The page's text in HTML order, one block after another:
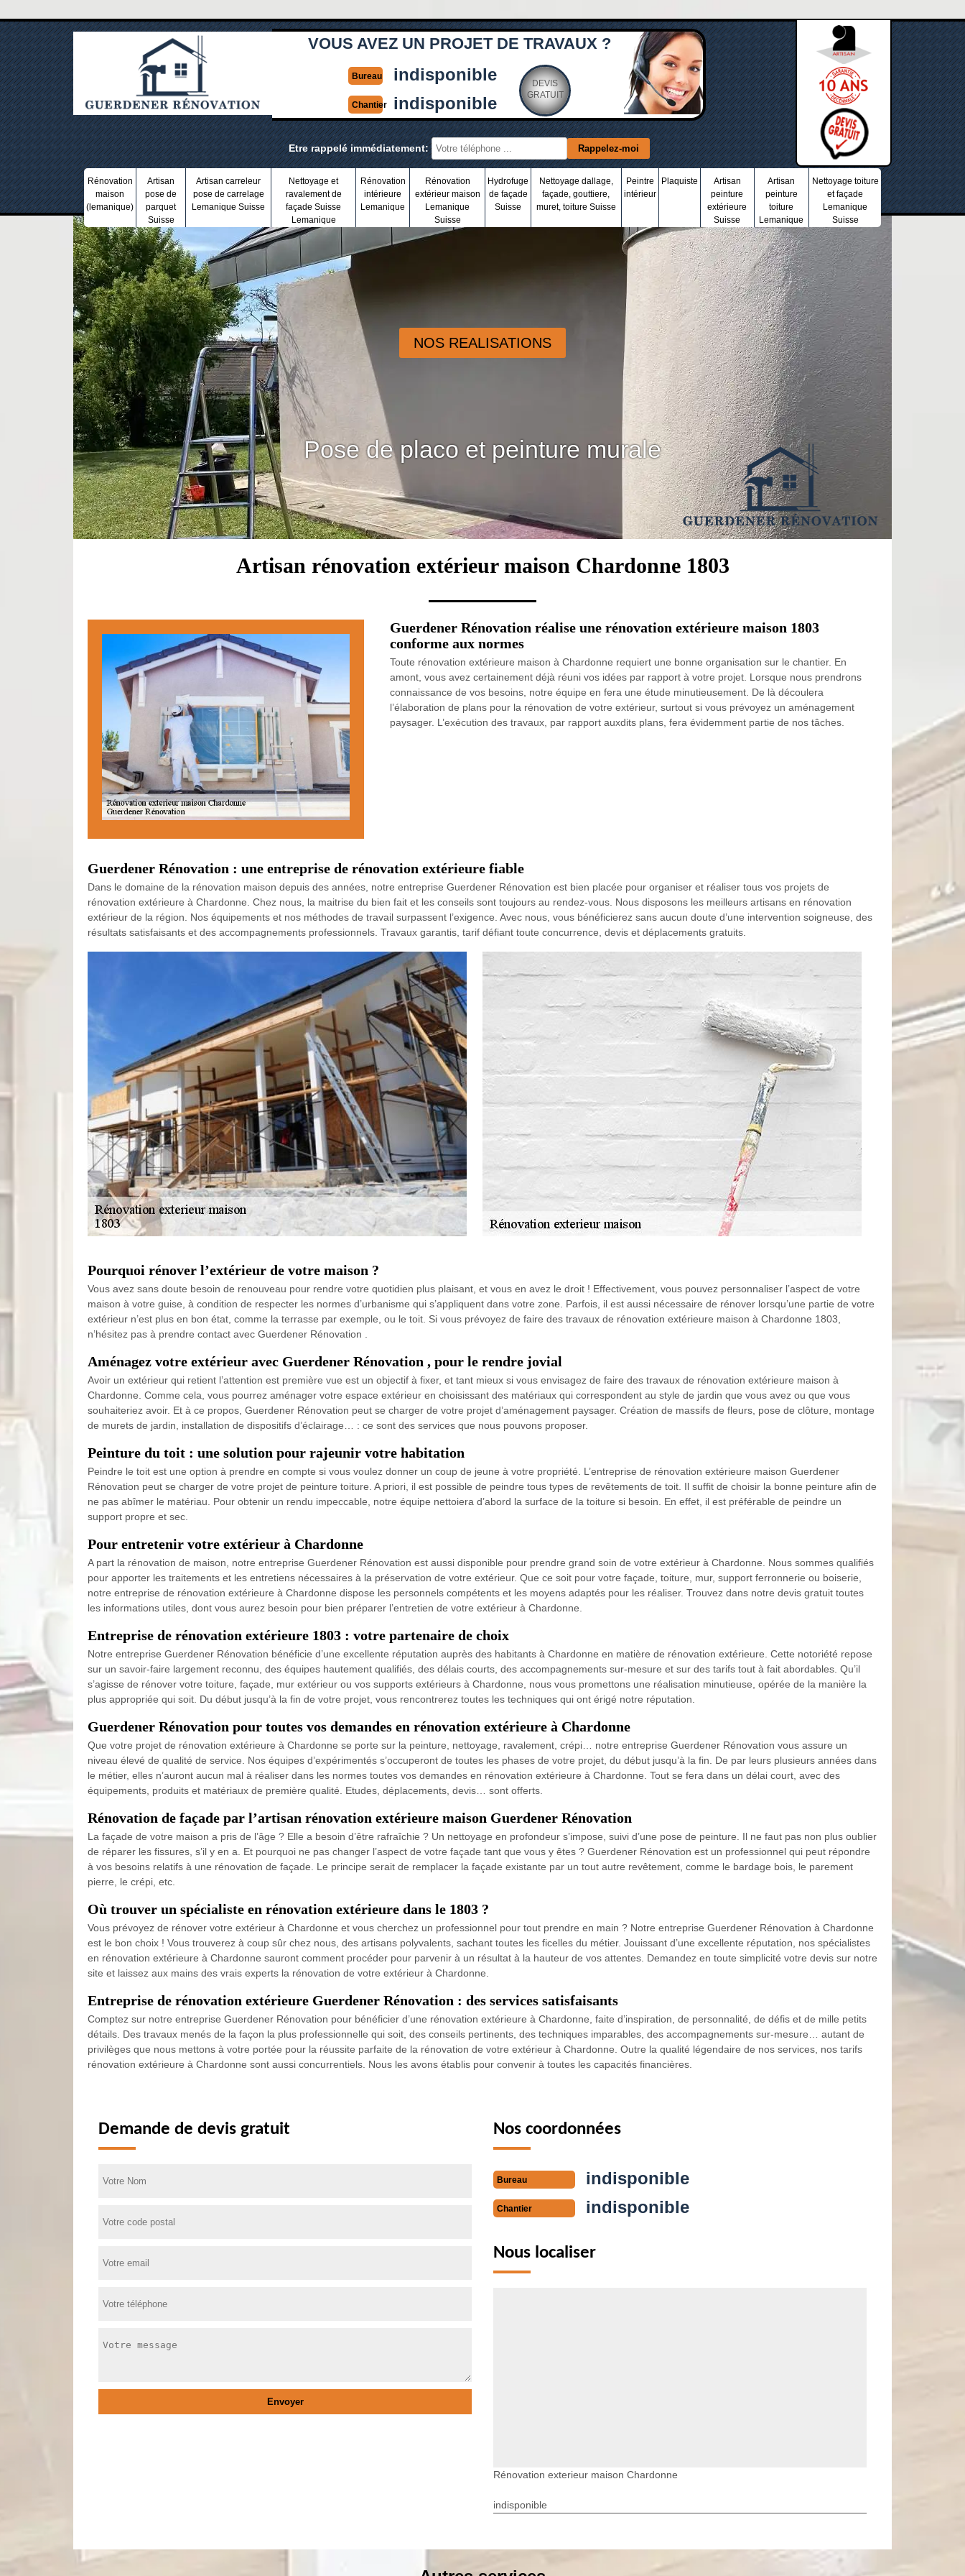
VOUS AVEZ UN PROJET DE TRAVAUX ?
Bureau indisponible
Chantier indisponible
DEVIS
GRATUIT
Etre rappelé immédiatement:
Rénovation
maison
(lemanique)
Artisan
pose de
parquet
Suisse
Artisan carreleur
pose de carrelage
Lemanique Suisse
Nettoyage et
ravalement de
façade Suisse
Lemanique
Rénovation
intérieure
Lemanique
Rénovation
extérieur maison
Lemanique
Suisse
Hydrofuge
de façade
Suisse
Nettoyage dallage,
façade, gouttiere,
muret, toiture Suisse
Peintre
intérieur
Plaquiste
Artisan
peinture
extérieure
Suisse
Artisan
peinture
toiture
Lemanique
Nettoyage toiture
et façade
Lemanique
Suisse
NOS REALISATIONS
Pose de placo et peinture murale
Artisan rénovation extérieur maison Chardonne 1803
Guerdener Rénovation réalise une rénovation extérieure maison 1803
conforme aux normes
Toute rénovation extérieure maison à Chardonne requiert une bonne organisation sur le chantier. En
amont, vous avez certainement déjà réuni vos idées par rapport à votre projet. Lorsque nous prendrons
connaissance de vos besoins, notre équipe en fera une étude minutieusement. De là découlera
l’élaboration de plans pour la rénovation de votre extérieur, surtout si vous prévoyez un aménagement
paysager. L’exécution des travaux, par rapport auxdits plans, fera évidemment partie de nos tâches.
Guerdener Rénovation : une entreprise de rénovation extérieure fiable
Dans le domaine de la rénovation maison depuis des années, notre entreprise Guerdener Rénovation est bien placée pour organiser et réaliser tous vos projets de
rénovation extérieure à Chardonne. Chez nous, la maitrise du bien fait et les conseils sont toujours au rendez-vous. Nous disposons les meilleurs artisans en rénovation
extérieur de la région. Nos équipements et nos méthodes de travail surpassent l’exigence. Avec nous, vous bénéficierez sans aucun doute d’une intervention soigneuse, des
résultats satisfaisants et des accompagnements professionnels. Travaux garantis, tarif défiant toute concurrence, devis et déplacements gratuits.
Pourquoi rénover l’extérieur de votre maison ?
Vous avez sans doute besoin de renouveau pour rendre votre quotidien plus plaisant, et vous en avez le droit ! Effectivement, vous pouvez personnaliser l’aspect de votre
maison à votre guise, à condition de respecter les normes d’urbanisme qui s’appliquent dans votre zone. Parfois, il est aussi nécessaire de rénover lorsqu’une partie de votre
extérieur n’est plus en bon état, comme la terrasse par exemple, ou le toit. Si vous prévoyez de faire des travaux de rénovation extérieure maison à Chardonne 1803,
n’hésitez pas à prendre contact avec Guerdener Rénovation .
Aménagez votre extérieur avec Guerdener Rénovation , pour le rendre jovial
Avoir un extérieur qui retient l’attention est première vue est un objectif à fixer, et tant mieux si vous envisagez de faire des travaux de rénovation extérieure maison à
Chardonne. Comme cela, vous pourrez aménager votre espace extérieur en choisissant des matériaux qui correspondent au style de jardin que vous avez ou que vous
souhaiteriez avoir. Et à ce propos, Guerdener Rénovation peut se charger de votre projet d’aménagement paysager. Création de massifs de fleurs, pose de clôture, montage
de murets de jardin, installation de dispositifs d’éclairage… : ce sont des services que nous pouvons proposer.
Peinture du toit : une solution pour rajeunir votre habitation
Peindre le toit est une option à prendre en compte si vous voulez donner un coup de jeune à votre propriété. L’entreprise de rénovation extérieure maison Guerdener
Rénovation peut se charger de votre projet de peinture toiture. A priori, il est possible de peindre tous types de revêtements de toit. Il suffit de choisir la bonne peinture afin de
ne pas abîmer le matériau. Pour obtenir un rendu impeccable, notre équipe nettoiera d’abord la surface de la toiture si besoin. En effet, il est préférable de peindre un
support propre et sec.
Pour entretenir votre extérieur à Chardonne
A part la rénovation de maison, notre entreprise Guerdener Rénovation est aussi disponible pour prendre grand soin de votre extérieur à Chardonne. Nous sommes qualifiés
pour apporter les traitements et les entretiens nécessaires à la préservation de votre extérieur. Que ce soit pour votre façade, toiture, mur, support ferronnerie ou boiserie,
notre entreprise de rénovation extérieure à Chardonne dispose les personnels compétents et les moyens adaptés pour les réaliser. Trouvez dans notre devis gratuit toutes
les informations utiles, dont vous aurez besoin pour bien préparer l’entretien de votre extérieur à Chardonne.
Entreprise de rénovation extérieure 1803 : votre partenaire de choix
Notre entreprise Guerdener Rénovation bénéficie d’une excellente réputation auprès des habitants à Chardonne en matière de rénovation extérieure. Cette notoriété repose
sur un savoir-faire largement reconnu, des équipes hautement qualifiés, des délais courts, des accompagnements sur-mesure et sur des tarifs tout à fait abordables. Qu’il
s’agisse de rénover votre toiture, façade, mur extérieur ou vos supports extérieurs à Chardonne, nous vous promettons une réalisation minutieuse, opérée de la manière la
plus appropriée qui soit. Du début jusqu’à la fin de votre projet, vous rencontrerez toutes les techniques qui ont érigé notre réputation.
Guerdener Rénovation pour toutes vos demandes en rénovation extérieure à Chardonne
Que votre projet de rénovation extérieure à Chardonne se porte sur la peinture, nettoyage, ravalement, crépi… notre entreprise Guerdener Rénovation vous assure un
niveau élevé de qualité de service. Nos équipes d’expérimentés s’occuperont de toutes les phases de votre projet, du début jusqu’à la fin. De par leurs plusieurs années dans
le métier, elles n’auront aucun mal à réaliser dans les normes toutes vos demandes en rénovation extérieure à Chardonne. Tout se fera dans un délai court, avec des
équipements, produits et matériaux de première qualité. Etudes, déplacements, devis… sont offerts.
Rénovation de façade par l’artisan rénovation extérieure maison Guerdener Rénovation
La façade de votre maison a pris de l’âge ? Elle a besoin d’être rafraîchie ? Un nettoyage en profondeur s’impose, suivi d’une pose de peinture. Il ne faut pas non plus oublier
de réparer les fissures, s’il y en a. Et pourquoi ne pas changer l’aspect de votre façade tant que vous y êtes ? Guerdener Rénovation est un professionnel qui peut répondre
à vos besoins relatifs à une rénovation de façade. Le principe serait de remplacer la façade existante par un tout autre revêtement, comme le bardage bois, le parement
pierre, le crépi, etc.
Où trouver un spécialiste en rénovation extérieure dans le 1803 ?
Vous prévoyez de rénover votre extérieur à Chardonne et vous cherchez un professionnel pour tout prendre en main ? Notre entreprise Guerdener Rénovation à Chardonne
est le bon choix ! Vous trouverez à coup sûr chez nous, des artisans polyvalents, sachant toutes les ficelles du métier. Jouissant d’une excellente réputation, nos spécialistes
en rénovation extérieure à Chardonne sauront comment procéder pour parvenir à un résultat à la hauteur de vos attentes. Demandez en toute simplicité votre devis sur notre
site et laissez aux mains des vrais experts la rénovation de votre extérieur à Chardonne.
Entreprise de rénovation extérieure Guerdener Rénovation : des services satisfaisants
Comptez sur notre entreprise Guerdener Rénovation pour bénéficier d’une rénovation extérieure à Chardonne, faite d’inspiration, de personnalité, de défis et de mille petits
détails. Des travaux menés de la façon la plus professionnelle qui soit, des conseils pertinents, des techniques imparables, des accompagnements sur-mesure… autant de
privilèges que nous mettons à votre portée pour la réussite parfaite de la rénovation de votre extérieur à Chardonne. Outre la qualité légendaire de nos services, nos tarifs
rénovation extérieure à Chardonne sont aussi concurrentiels. Nous les avons établis pour convenir à toutes les capacités financières.
Demande de devis gratuit Nos coordonnées
Bureau indisponible
Chantier indisponible
Nous localiser
Rénovation exterieur maison Chardonne
indisponible